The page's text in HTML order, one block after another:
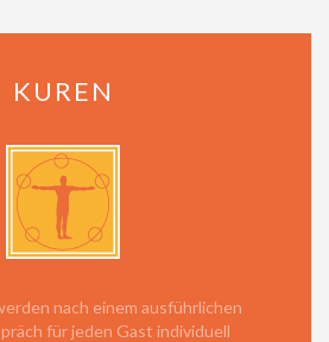
KUREN
nach einem ausführlichen
für jeden Gast individuell